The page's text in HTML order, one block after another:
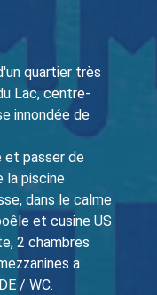
quartier très
Lac, centre-
innondée de
et passer de
la piscine
dans le calme
et cusine US
2 chambres
a
/ WC.